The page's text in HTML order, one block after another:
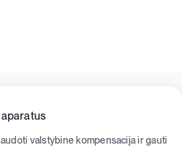
aparatus
valstybine kompensacija ir gauti